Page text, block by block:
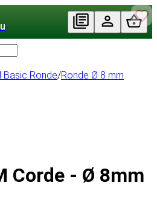
Basic Ronde/Ronde Ø 8 mm
Corde - Ø 8mm